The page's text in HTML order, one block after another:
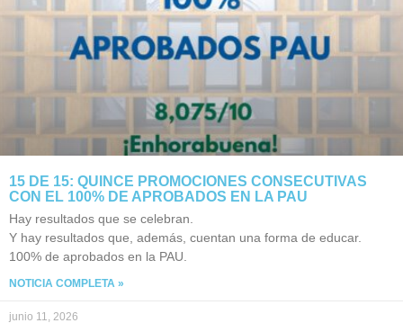
15 DE 15: QUINCE PROMOCIONES CONSECUTIVAS
CON EL 100% DE APROBADOS EN LA PAU
Hay resultados que se celebran.
Y hay resultados que, además, cuentan una forma de educar.
100% de aprobados en la PAU.
NOTICIA COMPLETA »
junio 11, 2026